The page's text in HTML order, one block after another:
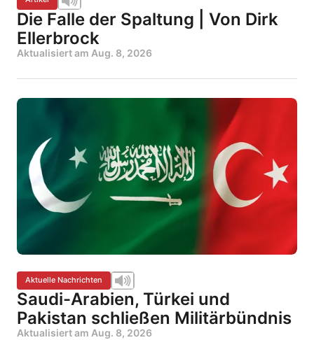
Die Falle der Spaltung | Von Dirk
Ellerbrock
Aktualisiert am Aug. 8, 2026
Aktuelle Nachrichten
Saudi-Arabien, Türkei und
Pakistan schließen Militärbündnis
Aktualisiert am Aug. 8, 2026